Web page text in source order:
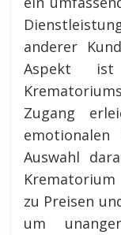
anderer
Aspekt
Zugang
Auswahl
zu Preisen
um